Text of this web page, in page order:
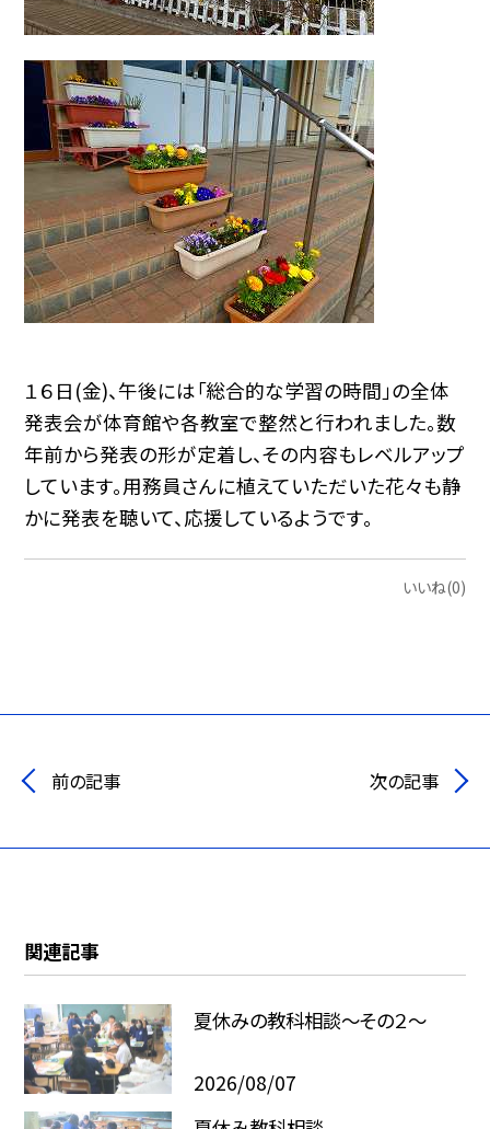
１６日(金)、午後には「総合的な学習の時間」の全体
発表会が体育館や各教室で整然と行われました。数
年前から発表の形が定着し、その内容もレベルアップ
しています。用務員さんに植えていただいた花々も静
かに発表を聴いて、応援しているようです。
いいね(0)
前の記事 次の記事
関連記事
夏休みの教科相談～その２～
2026/08/07